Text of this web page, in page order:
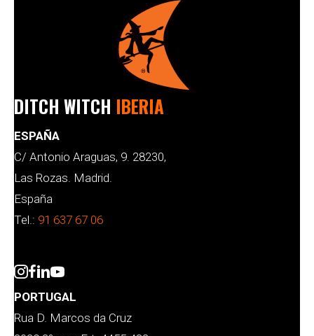
DITCH WITCH IBERIA
ESPAÑA
C/ Antonio Araguas, 9. 28230,
Las Rozas. Madrid.
España
Tel.: 91 637 67 06
PORTUGAL
Rua D. Marcos da Cruz